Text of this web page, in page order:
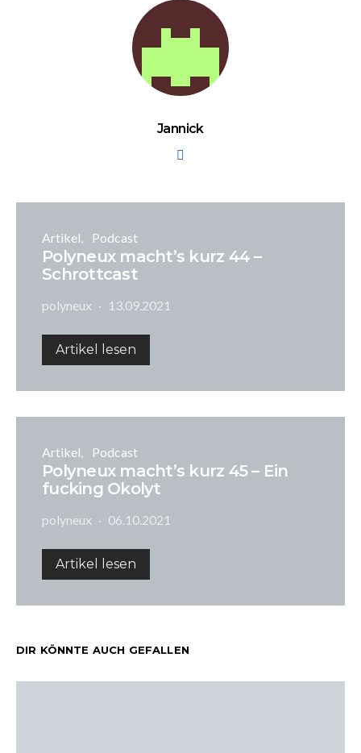
Jannick
Artikel Podcast
Polyneux macht’s kurz 44 –
Schrottcast
polyneux 13.09.2021
Artikel lesen
Artikel Podcast
Polyneux macht’s kurz 45 – Ein
fucking Okolyt
polyneux 06.10.2021
Artikel lesen
DIR KÖNNTE AUCH GEFALLEN